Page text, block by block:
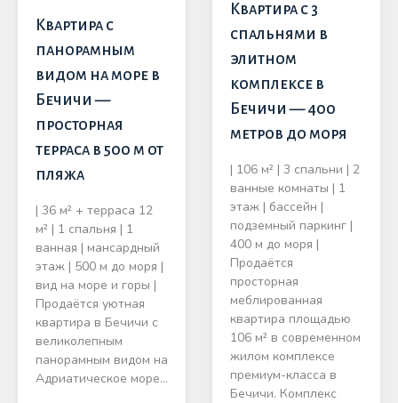
Квартира с
панорамным
видом на море в
Бечичи —
просторная
терраса в 500 м от
пляжа
| 36 м² + терраса 12
м² | 1 спальня | 1
ванная | мансардный
этаж | 500 м до моря |
вид на море и горы |
Продаётся уютная
квартира в Бечичи с
великолепным
панорамным видом на
Адриатическое море…
Квартира с 3
спальнями в
элитном
комплексе в
Бечичи — 400
метров до моря
| 106 м² | 3 спальни | 2
ванные комнаты | 1
этаж | бассейн |
подземный паркинг |
400 м до моря |
Продаётся
просторная
меблированная
квартира площадью
106 м² в современном
жилом комплексе
премиум-класса в
Бечичи. Комплекс